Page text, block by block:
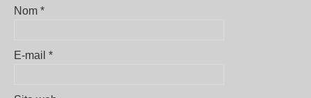
Nom *
E-mail *